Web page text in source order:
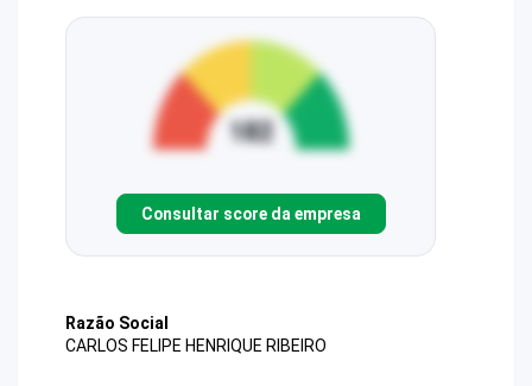
Consultar score da empresa
Razão Social
CARLOS FELIPE HENRIQUE RIBEIRO